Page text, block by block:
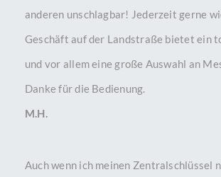
anderen unschlagbar! Jederzeit gerne
Geschäft auf der Landstraße bietet ein
und vor allem eine große Auswahl an
Danke für die Bedienung.
M.H.
Auch wenn ich meinen Zentralschlüssel